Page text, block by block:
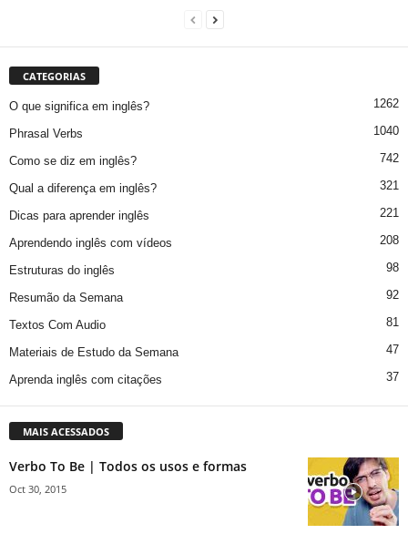
CATEGORIAS
O que significa em inglês? 1262
Phrasal Verbs 1040
Como se diz em inglês? 742
Qual a diferença em inglês? 321
Dicas para aprender inglês 221
Aprendendo inglês com vídeos 208
Estruturas do inglês 98
Resumão da Semana 92
Textos Com Audio 81
Materiais de Estudo da Semana 47
Aprenda inglês com citações 37
MAIS ACESSADOS
Verbo To Be | Todos os usos e formas
Oct 30, 2015